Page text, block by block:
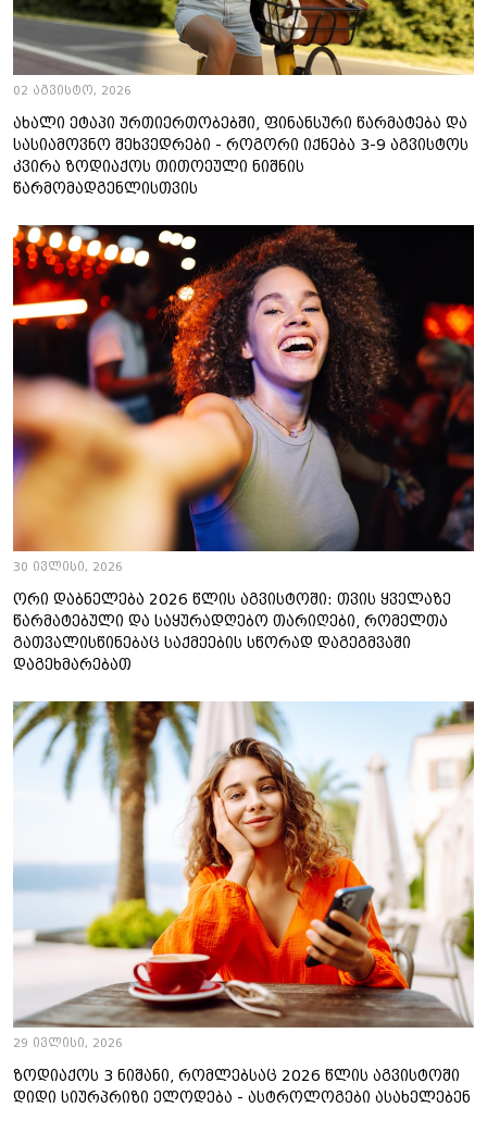
02 აგვისტო, 2026
ახალი ეტაპი ურთიერთობებში, ფინანსური წარმატება და
სასიამოვნო შეხვედრები - როგორი იქნება 3-9 აგვისტოს
კვირა ზოდიაქოს თითოეული ნიშნის
წარმომადგენლისთვის
30 ივლისი, 2026
ორი დაბნელება 2026 წლის აგვისტოში: თვის ყველაზე
წარმატებული და საყურადღებო თარიღები, რომელთა
გათვალისწინებაც საქმეების სწორად დაგეგმვაში
დაგეხმარებათ
29 ივლისი, 2026
ზოდიაქოს 3 ნიშანი, რომლებსაც 2026 წლის აგვისტოში
დიდი სიურპრიზი ელოდება - ასტროლოგები ასახელებენ